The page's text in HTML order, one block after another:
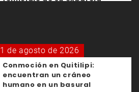
1 de agosto de 2026
Conmoción en Quitilipi:
encuentran un cráneo
humano en un basural